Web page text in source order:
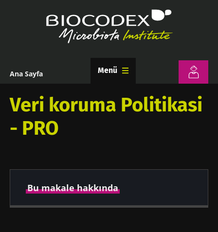
Ana Sayfa Menü
Veri koruma Politikasi
- PRO
Bu makale hakkında